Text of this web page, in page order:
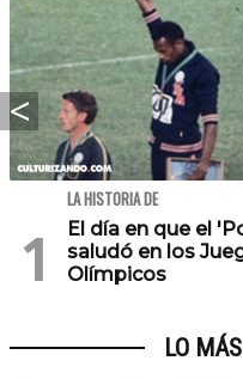
LA HISTORIA DE
El día en que el
saludó en los
Olímpicos
LO